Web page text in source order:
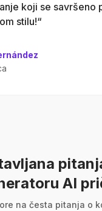
koji se savršeno
stilu!“
AI
na česta pitanja o